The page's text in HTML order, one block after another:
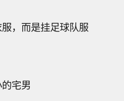
，而是挂足球队服
宅男